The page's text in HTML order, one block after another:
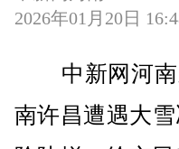
2026年01月20日
中新网河南
南许昌遭遇大